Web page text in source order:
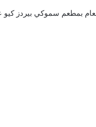
بمطعم سموكي بيردز كيو